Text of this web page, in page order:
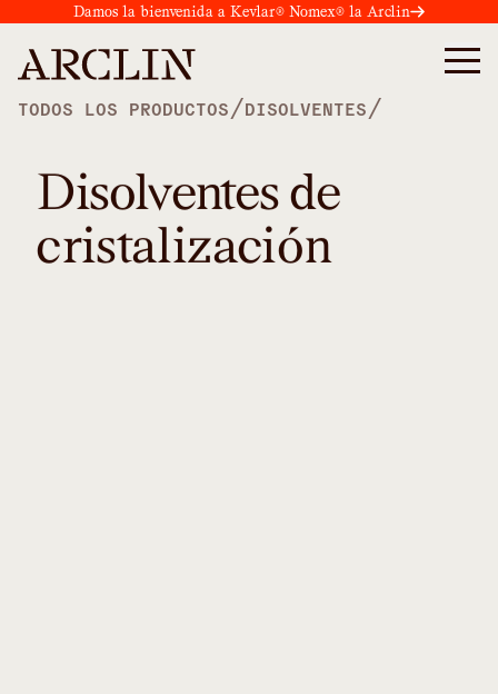
Damos la bienvenida a Kevlar® Nomex® la Arclin
TODOS LOS PRODUCTOS /DISOLVENTES /
Disolventes de
cristalización